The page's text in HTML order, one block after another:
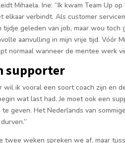
Mihaela. Ine: “Ik kwam Team Up
elkaar verbindt. Als customer
tijdje geleden van job, maar wou
aanvulling in mijn vrije tijd. Vóór
normaal wan­neer de mentee werk
supporter
wil ik vooral een soort coach zijn en
wat last had. Je moet ook een
geven. Het Nederlands van
twee weken spre­ken we af, maar